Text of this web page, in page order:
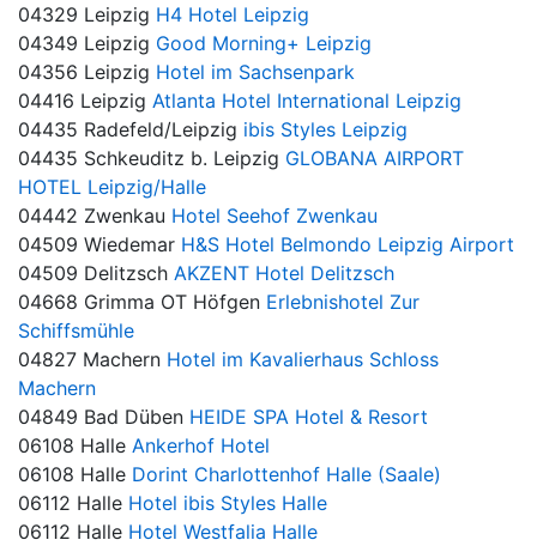
04329 Leipzig H4 Hotel Leipzig
04349 Leipzig Good Morning+ Leipzig
04356 Leipzig Hotel im Sachsenpark
04416 Leipzig Atlanta Hotel International Leipzig
04435 Radefeld/Leipzig ibis Styles Leipzig
04435 Schkeuditz b. Leipzig GLOBANA AIRPORT
HOTEL Leipzig/Halle
04442 Zwenkau Hotel Seehof Zwenkau
04509 Wiedemar H&S Hotel Belmondo Leipzig Airport
04509 Delitzsch AKZENT Hotel Delitzsch
04668 Grimma OT Höfgen Erlebnishotel Zur
Schiffsmühle
04827 Machern Hotel im Kavalierhaus Schloss
Machern
04849 Bad Düben HEIDE SPA Hotel & Resort
06108 Halle Ankerhof Hotel
06108 Halle Dorint Charlottenhof Halle (Saale)
06112 Halle Hotel ibis Styles Halle
06112 Halle Hotel Westfalia Halle